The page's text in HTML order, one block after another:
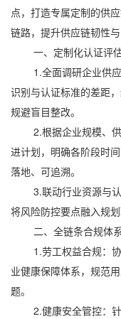
点，打造专属定制的供
链路，提升供应链韧性与
一、定制化认证评
1.全面调研企业供应
识别与认证标准的差距
规避盲目整改。
2.根据企业规模、供
进计划，明确各阶段时
落地、可追溯。
3.联动行业资源与认
将风险防控要点融入规
二、全链条合规体
1.劳工权益合规：协
业健康保障体系，规范
题。
2.健康安全管控：针